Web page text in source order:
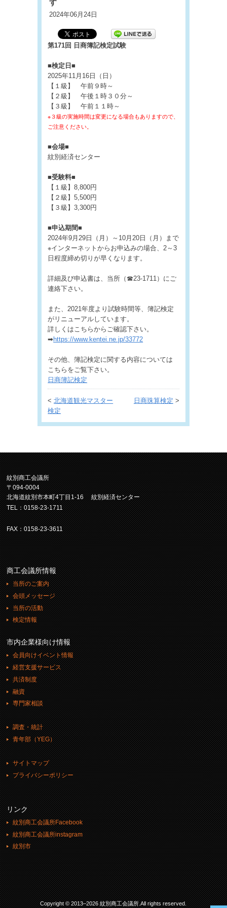
す
2024年06月24日
第171回 日商簿記検定試験
■検定日■
2025年11月16日（日）
【１級】 午前９時～
【２級】 午後１時３０分～
【３級】 午前１１時～
※３級の実施時間は変更になる場合もありますので、
ご注意ください。
■会場■
紋別経済センター
■受験料■
【１級】8,800円
【２級】5,500円
【３級】3,300円
■申込期間■
2024年9月29日（月）～10月20日（月）まで
※インターネットからお申込みの場合、2～3
日程度締め切りが早くなります。
詳細及び申込書は、当所（☎23-1711）にご
連絡下さい。
また、2021年度より試験時間等、簿記検定
がリニューアルしています。
詳しくはこちらからご確認下さい。
➡https://www.kentei.ne.jp/33772
その他、簿記検定に関する内容については
こちらをご覧下さい。
日商簿記検定
<北海道観光マスター
検定
日商珠算検定 >
紋別商工会議所
〒094-0004
北海道紋別市本町4丁目1-16 紋別経済センター
TEL：0158-23-1711
FAX：0158-23-3611
商工会議所情報
当所のご案内
会頭メッセージ
当所の活動
検定情報
市内企業様向け情報
会員向けイベント情報
経営支援サービス
共済制度
融資
専門家相談
調査・統計
青年部（YEG）
サイトマップ
プライバシーポリシー
リンク
紋別商工会議所Facebook
紋別商工会議所instagram
紋別市
Copyright © 2013–2026 紋別商工会議所.All rights reserved.